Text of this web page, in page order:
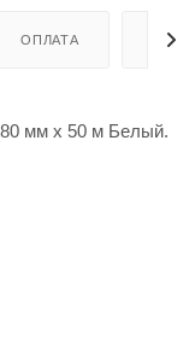
ОПЛАТА
мм х 50 м Белый.